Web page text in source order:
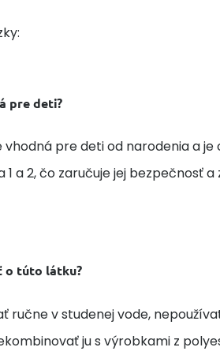
pre deti?
vhodná pre deti od narodenia a
1 a 2, čo zaručuje jej bezpečnosť
o túto látku?
ručne v studenej vode,
ju s výrobkami z